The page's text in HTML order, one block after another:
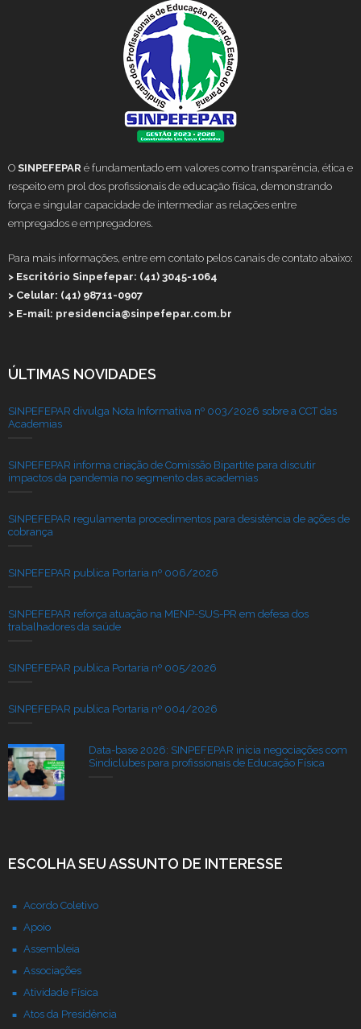
O SINPEFEPAR é fundamentado em valores como transparência, ética e
respeito em prol dos profissionais de educação física, demonstrando
força e singular capacidade de intermediar as relações entre
empregados e empregadores.
Para mais informações, entre em contato pelos canais de contato abaixo:
> Escritório Sinpefepar: (41) 3045-1064
> Celular: (41) 98711-0907
> E-mail: presidencia@sinpefepar.com.br
ÚLTIMAS NOVIDADES
SINPEFEPAR divulga Nota Informativa nº 003/2026 sobre a CCT das
Academias
SINPEFEPAR informa criação de Comissão Bipartite para discutir
impactos da pandemia no segmento das academias
SINPEFEPAR regulamenta procedimentos para desistência de ações de
cobrança
SINPEFEPAR publica Portaria nº 006/2026
SINPEFEPAR reforça atuação na MENP-SUS-PR em defesa dos
trabalhadores da saúde
SINPEFEPAR publica Portaria nº 005/2026
SINPEFEPAR publica Portaria nº 004/2026
Data-base 2026: SINPEFEPAR inicia negociações com
Sindiclubes para profissionais de Educação Física
ESCOLHA SEU ASSUNTO DE INTERESSE
Acordo Coletivo
Apoio
Assembleia
Associações
Atividade Física
Atos da Presidência